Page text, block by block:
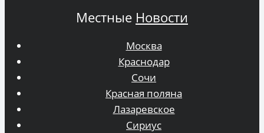
Местные Новости
Москва
Краснодар
Сочи
Красная поляна
Лазаревское
Сириус